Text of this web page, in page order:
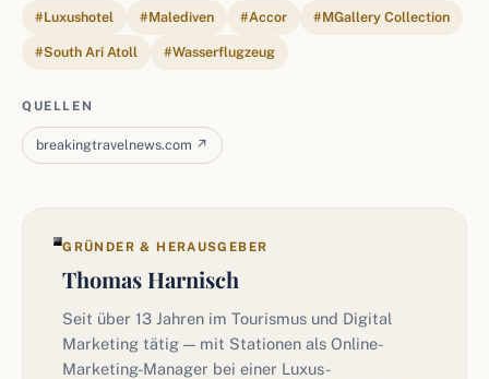
#Luxushotel #Malediven #Accor #MGallery Collection
#South Ari Atoll #Wasserflugzeug
QUELLEN
breakingtravelnews.com ↗
GRÜNDER & HERAUSGEBER
Thomas Harnisch
Seit über 13 Jahren im Tourismus und Digital
Marketing tätig — mit Stationen als Online-
Marketing-Manager bei einer Luxus-